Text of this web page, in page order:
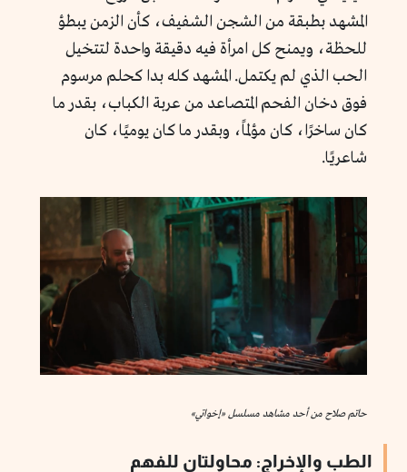
المشهد بطبقة من الشجن الشفيف، كأن الزمن يبطؤ
للحظة، ويمنح كل امرأة فيه دقيقة واحدة لتتخيل
الحب الذي لم يكتمل. المشهد كله بدا كحلم مرسوم
فوق دخان الفحم المتصاعد من عربة الكباب، بقدر ما
كان ساخرًا، كان مؤلمًا، وبقدر ما كان يوميًا، كان
شاعريًا.
حاتم صلاح من أحد مشاهد مسلسل «إخواتي»
الطب والإخراج: محاولتان للفهم